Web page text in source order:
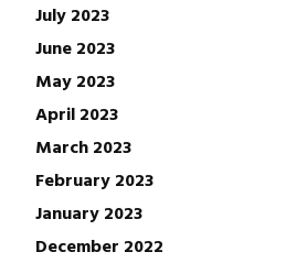
July 2023
June 2023
May 2023
April 2023
March 2023
February 2023
January 2023
December 2022